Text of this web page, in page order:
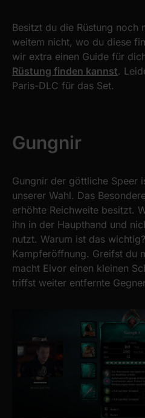
Besitzt du die Rüstung noch
weitem nicht, wo du diese
wir extra einen Guide für
Rüstung finden kannst.
Paris-DLC für das Set.
Gungnir
Gungnir der göttliche Speer
unserer Wahl. Das
erhöhte Reichweite besitzt.
ihn in der Haupthand und
nutzt. Warum ist das
Kampferöffnung. Greifst du
macht Eivor einen kleinen
triffst weiter entfernte